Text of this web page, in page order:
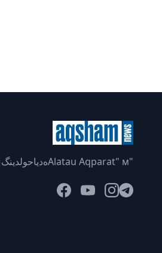
"Alatau Aqparat" мەدياحولدينگءى